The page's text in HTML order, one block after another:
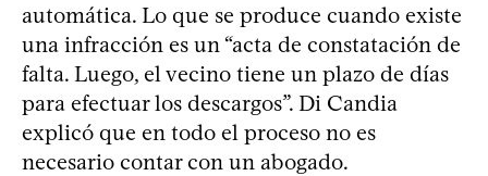
automática. Lo que se produce cuando existe
una infracción es un “acta de constatación de
falta. Luego, el vecino tiene un plazo de días
para efectuar los descargos”. Di Candia
explicó que en todo el proceso no es
necesario contar con un abogado.